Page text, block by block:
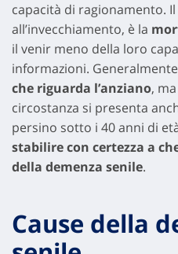
capacità di ragionamento.
all’invecchiamento, è la
il venir meno della loro
informazioni.
che riguarda l’anziano,
circostanza si presenta
persino sotto i 40 anni di
stabilire con certezza a
della demenza senile.
Cause della